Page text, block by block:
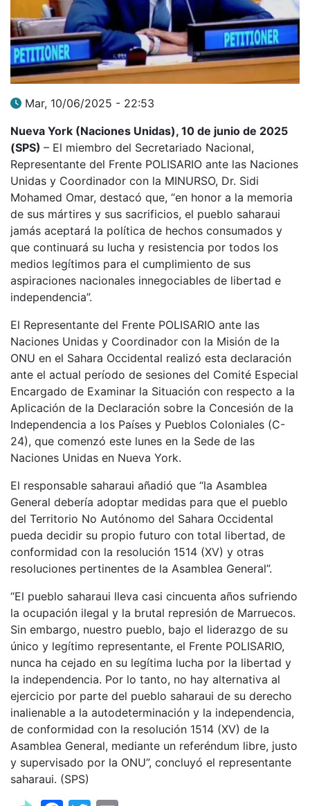
Mar, 10/06/2025 - 22:53
Nueva York (Naciones Unidas), 10 de junio de 2025
(SPS) – El miembro del Secretariado Nacional,
Representante del Frente POLISARIO ante las Naciones
Unidas y Coordinador con la MINURSO, Dr. Sidi
Mohamed Omar, destacó que, “en honor a la memoria
de sus mártires y sus sacrificios, el pueblo saharaui
jamás aceptará la política de hechos consumados y
que continuará su lucha y resistencia por todos los
medios legítimos para el cumplimiento de sus
aspiraciones nacionales innegociables de libertad e
independencia”.
El Representante del Frente POLISARIO ante las
Naciones Unidas y Coordinador con la Misión de la
ONU en el Sahara Occidental realizó esta declaración
ante el actual período de sesiones del Comité Especial
Encargado de Examinar la Situación con respecto a la
Aplicación de la Declaración sobre la Concesión de la
Independencia a los Países y Pueblos Coloniales (C-
24), que comenzó este lunes en la Sede de las
Naciones Unidas en Nueva York.
El responsable saharaui añadió que “la Asamblea
General debería adoptar medidas para que el pueblo
del Territorio No Autónomo del Sahara Occidental
pueda decidir su propio futuro con total libertad, de
conformidad con la resolución 1514 (XV) y otras
resoluciones pertinentes de la Asamblea General”.
“El pueblo saharaui lleva casi cincuenta años sufriendo
la ocupación ilegal y la brutal represión de Marruecos.
Sin embargo, nuestro pueblo, bajo el liderazgo de su
único y legítimo representante, el Frente POLISARIO,
nunca ha cejado en su legítima lucha por la libertad y
la independencia. Por lo tanto, no hay alternativa al
ejercicio por parte del pueblo saharaui de su derecho
inalienable a la autodeterminación y la independencia,
de conformidad con la resolución 1514 (XV) de la
Asamblea General, mediante un referéndum libre, justo
y supervisado por la ONU”, concluyó el representante
saharaui. (SPS)